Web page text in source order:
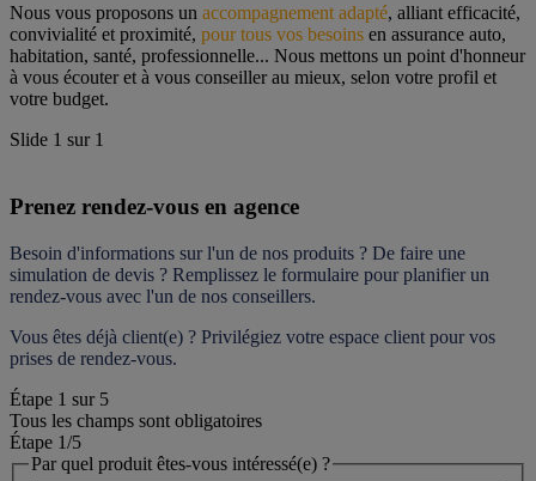
Nous vous proposons un accompagnement adapté, alliant efficacité,
convivialité et proximité, pour tous vos besoins en assurance auto,
habitation, santé, professionnelle... Nous mettons un point d'honneur
à vous écouter et à vous conseiller au mieux, selon votre profil et
votre budget.
Slide 1 sur 1
Prenez rendez-vous en agence
Besoin d'informations sur l'un de nos produits ? De faire une
simulation de devis ? Remplissez le formulaire pour planifier un
rendez-vous avec l'un de nos conseillers.
Vous êtes déjà client(e) ? Privilégiez votre espace client pour vos
prises de rendez-vous.
Étape 1 sur 5
Tous les champs sont obligatoires
Étape 1/5
Par quel produit êtes-vous intéressé(e) ?